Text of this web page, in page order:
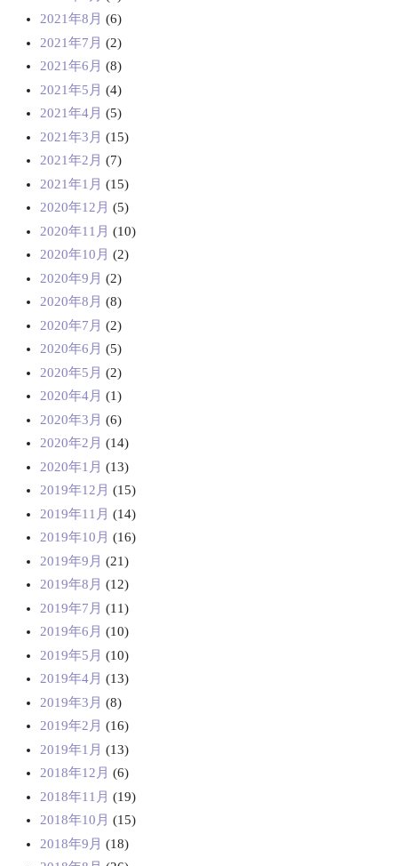
2021年8月 (6)
2021年7月 (2)
2021年6月 (8)
2021年5月 (4)
2021年4月 (5)
2021年3月 (15)
2021年2月 (7)
2021年1月 (15)
2020年12月 (5)
2020年11月 (10)
2020年10月 (2)
2020年9月 (2)
2020年8月 (8)
2020年7月 (2)
2020年6月 (5)
2020年5月 (2)
2020年4月 (1)
2020年3月 (6)
2020年2月 (14)
2020年1月 (13)
2019年12月 (15)
2019年11月 (14)
2019年10月 (16)
2019年9月 (21)
2019年8月 (12)
2019年7月 (11)
2019年6月 (10)
2019年5月 (10)
2019年4月 (13)
2019年3月 (8)
2019年2月 (16)
2019年1月 (13)
2018年12月 (6)
2018年11月 (19)
2018年10月 (15)
2018年9月 (18)